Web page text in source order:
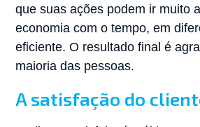
que suas ações podem ir muito
economia com o tempo, em
eficiente. O resultado final é
maioria das pessoas.
A satisfação do